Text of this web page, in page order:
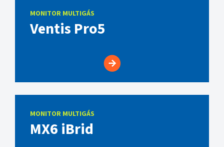
MONITOR MULTIGÁS
Ventis Pro5
MONITOR MULTIGÁS
MX6 iBrid